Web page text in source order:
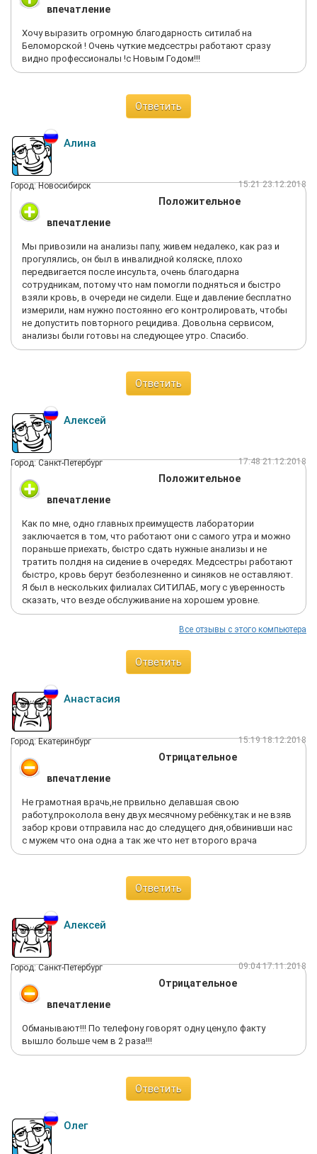
впечатление
Хочу выразить огромную благодарность ситилаб на
Беломорской ! Очень чуткие медсестры работают сразу
видно профессионалы !с Новым Годом!!!
Ответить
Алина
Город: Новосибирск 15:21 23.12.2018
Положительное
впечатление
Мы привозили на анализы папу, живем недалеко, как раз и
прогулялись, он был в инвалидной коляске, плохо
передвигается после инсульта, очень благодарна
сотрудникам, потому что нам помогли подняться и быстро
взяли кровь, в очереди не сидели. Еще и давление бесплатно
измерили, нам нужно постоянно его контролировать, чтобы
не допустить повторного рецидива. Довольна сервисом,
анализы были готовы на следующее утро. Спасибо.
Ответить
Алексей
Город: Санкт-Петербург 17:48 21.12.2018
Положительное
впечатление
Как по мне, одно главных преимуществ лаборатории
заключается в том, что работают они с самого утра и можно
пораньше приехать, быстро сдать нужные анализы и не
тратить полдня на сидение в очередях. Медсестры работают
быстро, кровь берут безболезненно и синяков не оставляют.
Я был в нескольких филиалах СИТИЛАБ, могу с уверенность
сказать, что везде обслуживание на хорошем уровне.
Все отзывы с этого компьютера
Ответить
Анастасия
Город: Екатеринбург 15:19 18.12.2018
Отрицательное
впечатление
Не грамотная врачь,не првильно делавшая свою
работу,проколола вену двух месячному ребёнку,так и не взяв
забор крови отправила нас до следущего дня,обвинивши нас
с мужем что она одна а так же что нет второго врача
Ответить
Алексей
Город: Санкт-Петербург 09:04 17.11.2018
Отрицательное
впечатление
Обманывают!!! По телефону говорят одну цену,по факту
вышло больше чем в 2 раза!!!
Ответить
Олег